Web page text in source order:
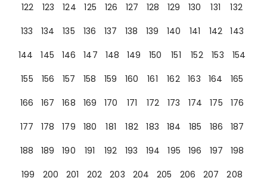
122
123 124 125 126 127 128 129 130 131
132
133
134 135 136 137 138 139 140 141 142
143
144
145 146 147 148 149 150 151 152 153
154
155
156 157 158 159 160 161 162 163 164
165
166
167 168 169 170 171 172 173 174 175
176
177
178 179 180 181 182 183 184 185 186
187
188
189 190 191 192 193 194 195 196 197
198
199
200 201 202 203 204 205 206 207
208